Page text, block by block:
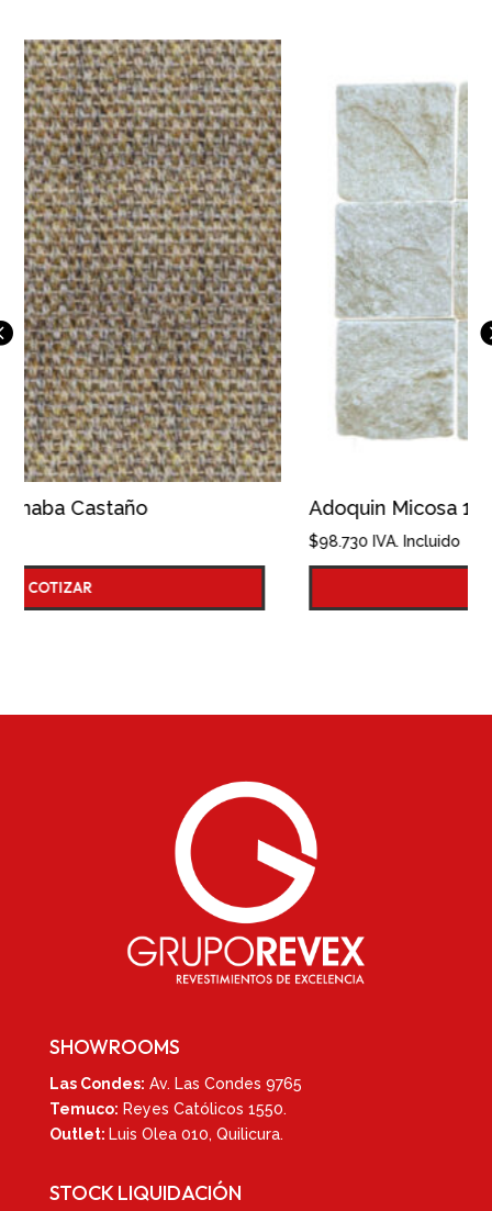
Adoquin Micosa 10x10
SHOWROOMS
Las Condes: Av. Las Condes 9765
Temuco: Reyes Católicos 1550.
Outlet: Luis Olea 010, Quilicura.
STOCK LIQUIDACIÓN